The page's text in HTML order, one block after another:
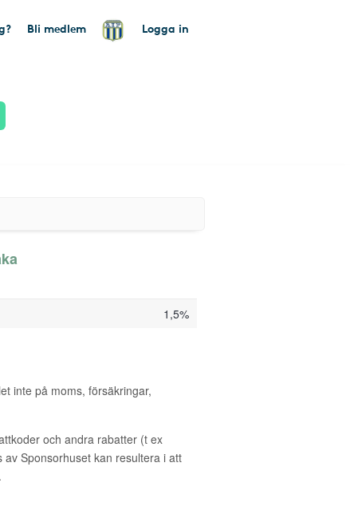
Bli medlem Logga in
1,5%
inte på moms, försäkringar,
och andra rabatter (t ex
Sponsorhuset kan resultera i att